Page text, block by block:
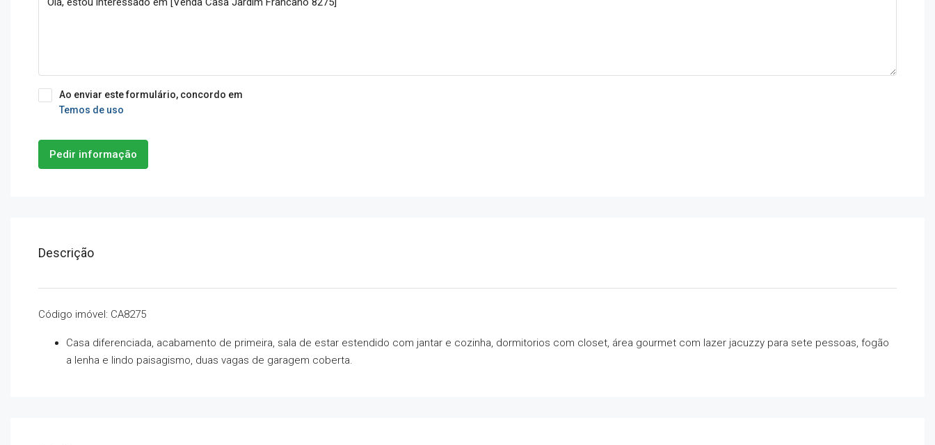
Ao enviar este formulário, concordo em
Temos de uso
Pedir informação
Descrição
Código imóvel: CA8275
Casa diferenciada, acabamento de primeira, sala de estar estendido com jantar e cozinha, dormitorios com closet, área gourmet com lazer jacuzzy para sete pessoas, fogão
a lenha e lindo paisagismo, duas vagas de garagem coberta.